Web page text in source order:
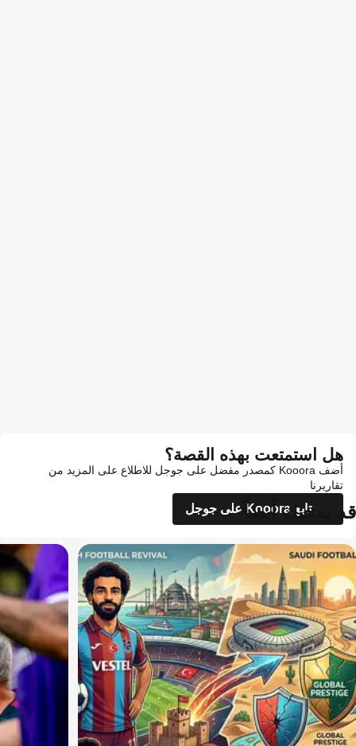
هل استمتعت بهذه القصة؟
أضف Kooora كمصدر مفضل على جوجل للاطلاع على المزيد من
تقاريرنا
تابع Kooora على جوجل
قد يعجبك أيضاً